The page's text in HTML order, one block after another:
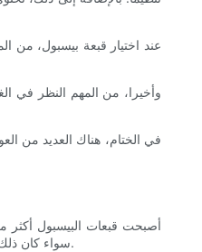
عند اختيار قبعة بيسبول، من
وأخيرا، من المهم النظر في
في الختام، هناك العديد من
أصبحت قبعات البيسبول أكثر
سواء كان ذلك لدعم فرقهم الرياضية المفضلة أو لإضافة لمسة عصرية إلى ملابسهم. ولكن إلى جانب جاذبيتها الجمالية، تتمتع قبعات البيسبول بأهمية ثقافية عميقة جعلتها عنصرًا أساسيًا في الموضة والرياضة.